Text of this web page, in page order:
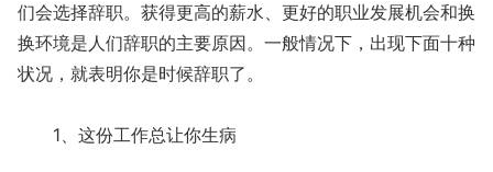
们会选择辞职。获得更高的薪水、更好的职业发展机会和换
换环境是人们辞职的主要原因。一般情况下，出现下面十种
状况，就表明你是时候辞职了。
1、这份工作总让你生病